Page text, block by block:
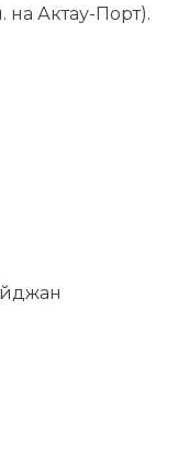
на Актау-Порт).